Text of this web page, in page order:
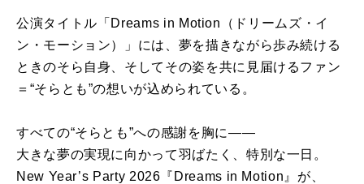
公演タイトル「Dreams in Motion（ドリームズ・イ
ン・モーション）」には、夢を描きながら歩み続ける
ときのそら自身、そしてその姿を共に見届けるファン
＝“そらとも”の想いが込められている。
すべての“そらとも”への感謝を胸に――
大きな夢の実現に向かって羽ばたく、特別な一日。
New Year’s Party 2026『Dreams in Motion』が、